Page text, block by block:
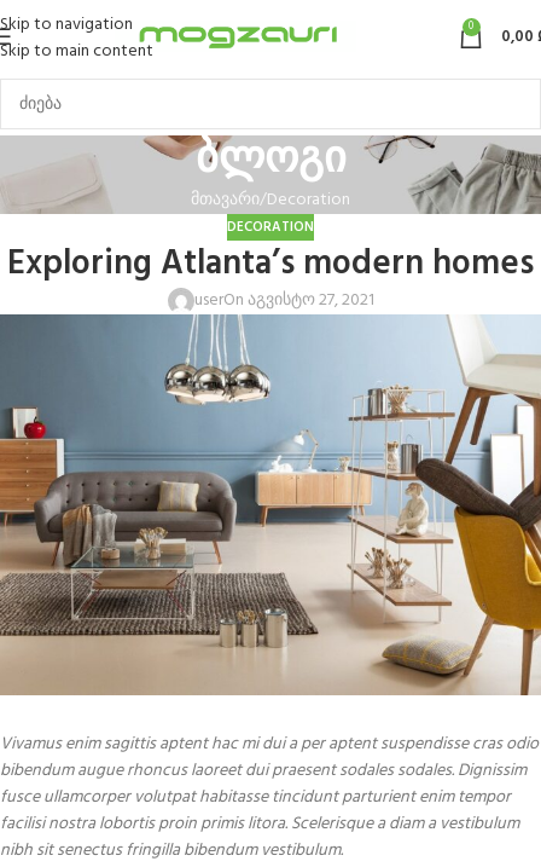
Skip to navigation
Skip to main content
0 0,00
ბლოგი
მთავარი Decoration
DECORATION
Exploring Atlanta’s modern homes
userOn აგვისტო 27, 2021
Vivamus enim sagittis aptent hac mi dui a per aptent suspendisse cras odio
bibendum augue rhoncus laoreet dui praesent sodales sodales. Dignissim
fusce ullamcorper volutpat habitasse tincidunt parturient enim tempor
facilisi nostra lobortis proin primis litora. Scelerisque a diam a vestibulum
nibh sit senectus fringilla bibendum vestibulum.